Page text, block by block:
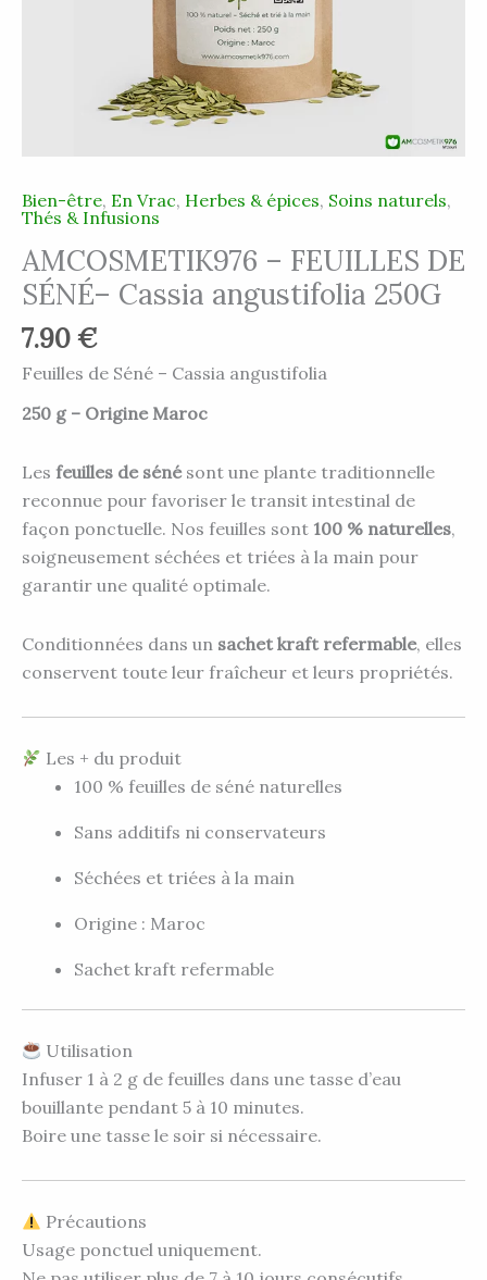
Bien-être, En Vrac, Herbes & épices, Soins naturels,
Thés & Infusions
AMCOSMETIK976 – FEUILLES DE
SÉNÉ– Cassia angustifolia 250G
7.90€
Feuilles de Séné – Cassia angustifolia
250 g – Origine Maroc
Les feuilles de sénésont une plante traditionnelle
reconnue pour favoriser le transit intestinal de
façon ponctuelle. Nos feuilles sont 100 % naturelles,
soigneusement séchées et triées à la main pour
garantir une qualité optimale.
Conditionnées dans un sachet kraft refermable, elles
conservent toute leur fraîcheur et leurs propriétés.
Les + du produit
100 % feuilles de séné naturelles
Sans additifs ni conservateurs
Séchées et triées à la main
Origine : Maroc
Sachet kraft refermable
Utilisation
Infuser 1 à 2 g de feuilles dans une tasse d’eau
bouillante pendant 5 à 10 minutes.
Boire une tasse le soir si nécessaire.
Précautions
Usage ponctuel uniquement.